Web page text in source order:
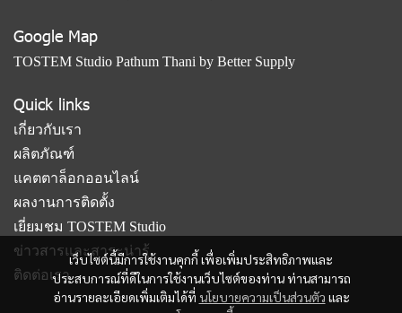
เว็บไซต์นี้มีการใช้งานคุกกี้ เพื่อเพิ่มประสิทธิภาพและ
ประสบการณ์ที่ดีในการใช้งานเว็บไซต์ของท่าน ท่านสามารถ
อ่านรายละเอียดเพิ่มเติมได้ที่ นโยบายความเป็นส่วนตัว และ
Google Map
TOSTEM Studio Pathum Thani by Better Supply
Quick links
เกี่ยวกับเรา
ผลิตภัณฑ์
แคตตาล็อกออนไลน์
ผลงานการติดตั้ง
เยี่ยมชม TOSTEM Studio
ข่าวสารและสาระน่ารู้
ติดต่อเรา